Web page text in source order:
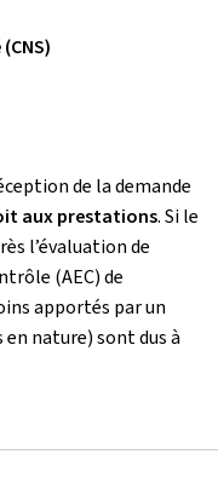
de la demande
aux prestations. Si le
l’évaluation de
(AEC) de
apportés par un
nature) sont dus à